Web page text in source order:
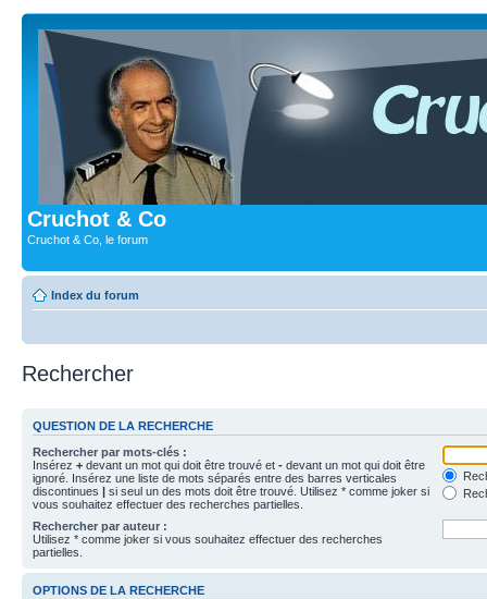
Cruchot & Co
Cruchot & Co, le forum
Index du forum
Rechercher
QUESTION DE LA RECHERCHE
Rechercher par mots-clés :
Insérez + devant un mot qui doit être trouvé et - devant un mot qui doit être
ignoré. Insérez une liste de mots séparés entre des barres verticales
discontinues | si seul un des mots doit être trouvé. Utilisez * comme joker si
vous souhaitez effectuer des recherches partielles.
Rechercher par auteur :
Utilisez * comme joker si vous souhaitez effectuer des recherches
partielles.
OPTIONS DE LA RECHERCHE